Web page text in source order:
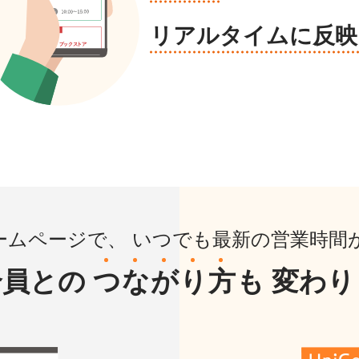
リアルタイムに反
ページで、 いつでも最新の営業時間
との つ な が り 方も 変わ